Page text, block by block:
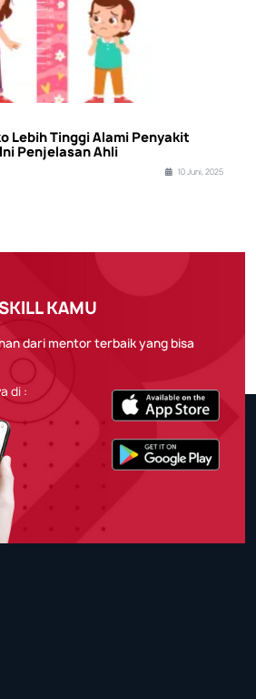
Lebih Tinggi Alami Penyakit
Penjelasan Ahli
10 Juni, 2025
KAMU
dari mentor terbaik yang bisa
di :